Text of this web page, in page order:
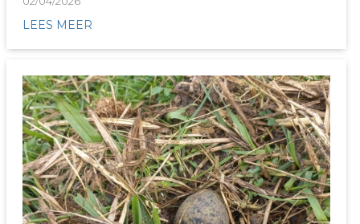
LEES MEER